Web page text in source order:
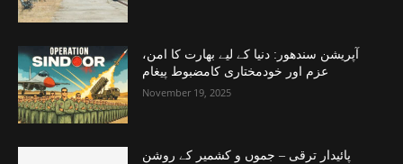
آپریشن سندھور: دنیا کے لیے بھارت کا امن،
عزم اور خودمختاری کامضبوط پیغام
November 19, 2025
پائیدار ترقی – جموں و کشمیر کے روشن